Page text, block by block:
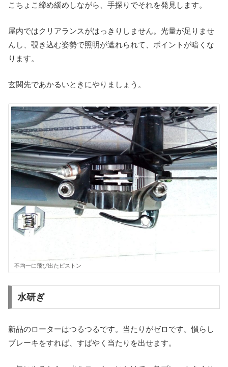
こちょこ締め緩めしながら、手探りでそれを発見します。
屋内ではクリアランスがはっきりしません。光量が足りませ
んし、覗き込む姿勢で照明が遮れられて、ポイントが暗くな
ります。
玄関先であかるいときにやりましょう。
不均一に飛び出たピストン
水研ぎ
新品のローターはつるつるです。当たりがゼロです。慣らし
ブレーキをすれば、すばやく当たりを出せます。